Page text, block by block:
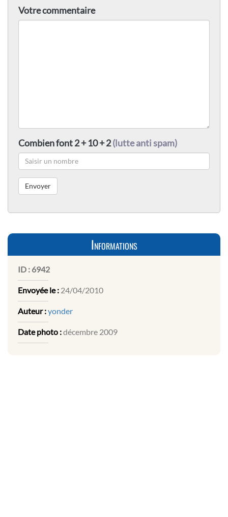
Votre commentaire
Combien font 2 + 10 + 2(lutte anti spam)
Informations
ID : 6942
Envoyée le : 24/04/2010
Auteur :yonder
Date photo :décembre 2009